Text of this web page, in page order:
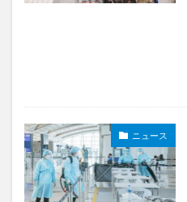
ニュース